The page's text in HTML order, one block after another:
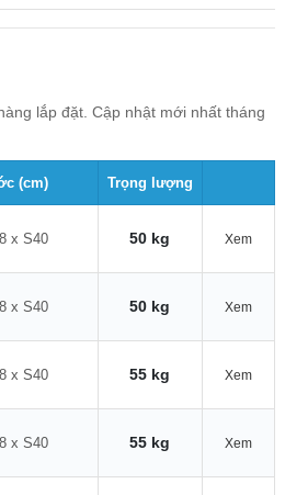
lắp đặt. Cập nhật mới nhất tháng
(cm) Trọng lượng
x S40 50 kg Xem
x S40 50 kg Xem
x S40 55 kg Xem
x S40 55 kg Xem